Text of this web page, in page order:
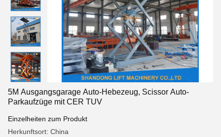
5M Ausgangsgarage Auto-Hebezeug, Scissor Auto-
Parkaufzüge mit CER TUV
Einzelheiten zum Produkt
Herkunftsort: China